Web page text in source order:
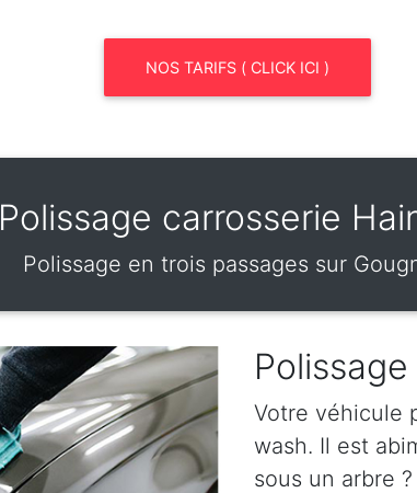
NOS TARIFS ( CLICK ICI )
Polissage carrosserie
Polissage en trois passages sur
Votre véhicule
wash. Il est
sous un arbre